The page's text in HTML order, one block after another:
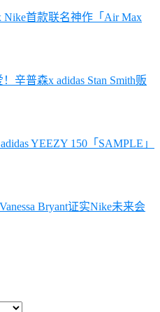
首款联名神作「Air Max
辛普森x adidas Stan Smith贩
YEEZY 150「SAMPLE」
Bryant证实Nike未来会